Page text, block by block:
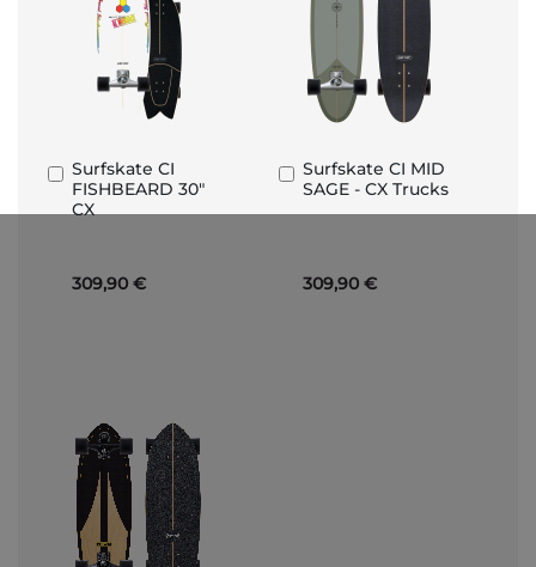
Surfskate CI
FISHBEARD 30"
CX
309,90 €
Aggiungi
al
Carrello
Surfskate CI MID
SAGE - CX Trucks
309,90 €
Aggiungi
al
Carrello